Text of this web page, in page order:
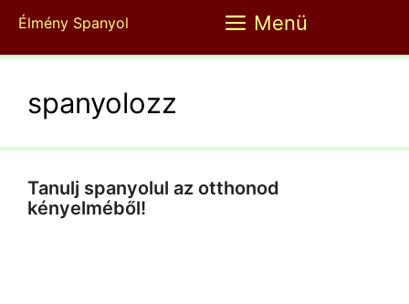
Kilépés
tartalomba
Élmény Spanyol Menü
spanyolozz
Tanulj spanyolul az otthonod
kényelméből!